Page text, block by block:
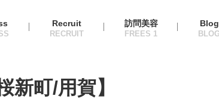
Recruit 訪問美容 Blog
町/用賀】